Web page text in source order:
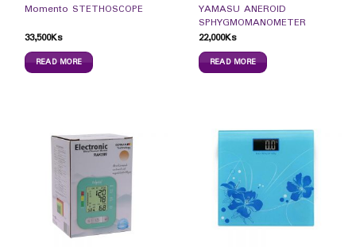
Momento STETHOSCOPE
33,500Ks
READ MORE
YAMASU ANEROID
SPHYGMOMANOMETER
22,000Ks
READ MORE